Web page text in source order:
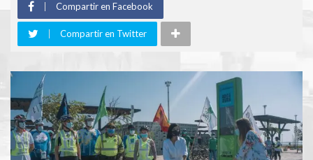
Compartir en Facebook
Compartir en Twitter